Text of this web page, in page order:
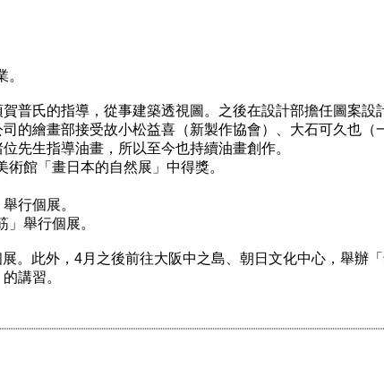
氏的指導，從事建築透視圖。之後在設計部擔任圖案設
的繪畫部接受故小松益喜（新製作協會）、大石可久也（
先生指導油畫，所以至今也持續油畫創作。
館「畫日本的自然展」中得獎。
行個展。
舉行個展。
。此外，4月之後前往大阪中之島、朝日文化中心，舉辦
講習。